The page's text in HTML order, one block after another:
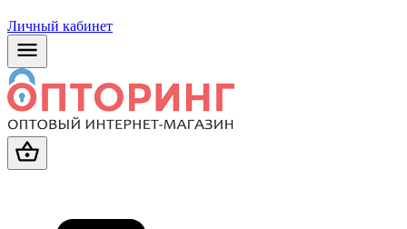
Личный кабинет